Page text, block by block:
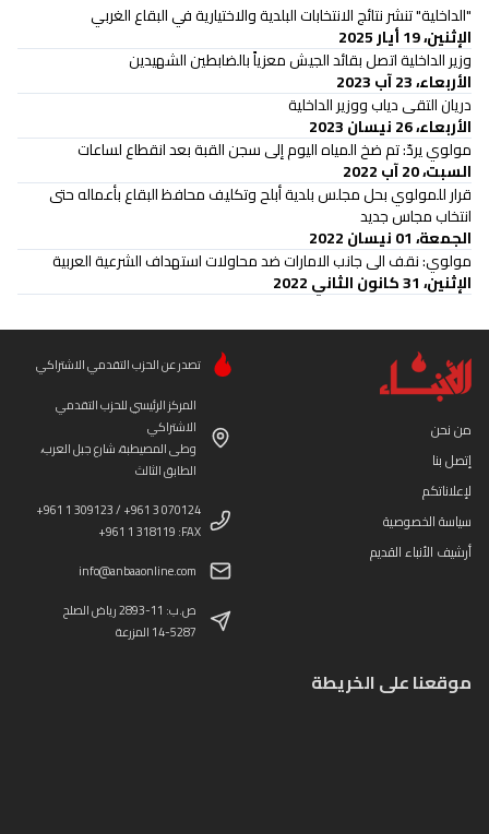
"الداخلية" تنشر نتائج الانتخابات البلدية والاختيارية في البقاع الغربي
الإثنين، 19 أيار 2025
وزير الداخلية اتصل بقائد الجيش معزياً بالضابطين الشهيدين
الأربعاء، 23 آب 2023
دريان التقى دياب ووزير الداخلية
الأربعاء، 26 نيسان 2023
مولوي يردّ: تم ضخ المياه اليوم إلى سجن القبة بعد انقطاع لساعات
السبت، 20 آب 2022
قرار للمولوي بحل مجلس بلدية أبلح وتكليف محافظ البقاع بأعماله حتى
انتخاب مجاس جديد
الجمعة، 01 نيسان 2022
مولوي: نقف الى جانب الامارات ضد محاولات استهداف الشرعية العربية
الإثنين، 31 كانون الثاني 2022
من نحن
إتصل بنا
لإعلاناتكم
سياسة الخصوصية
أرشيف الأنباء القديم
تصدر عن الحزب التقدمي الاشتراكي
المركز الرئيسي للحزب التقدمي
الاشتراكي
وطى المصيطبة، شارع جبل العرب،
الطابق الثالث
+961 1 309123 / +961 3 070124
+961 1 318119 :FAX
info@anbaaonline.com
ص.ب: 11-2893 رياض الصلح
14-5287 المزرعة
موقعنا على الخريطة